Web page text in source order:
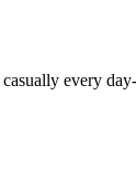
casually every